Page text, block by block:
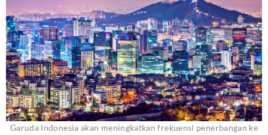
Garuda Indonesia akan meningkatkan frekuensi penerbangan ke